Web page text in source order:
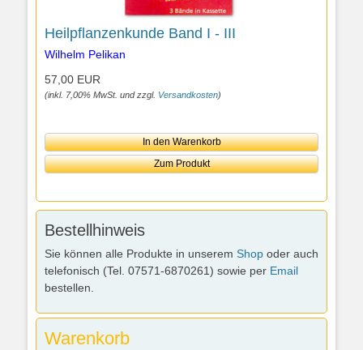
Heilpflanzenkunde Band I - III
Wilhelm Pelikan
57,00 EUR
(inkl. 7,00% MwSt. und zzgl. Versandkosten)
In den Warenkorb
Zum Produkt
Bestellhinweis
Sie können alle Produkte in unserem Shop oder auch
telefonisch (Tel. 07571-6870261) sowie per Email
bestellen.
Warenkorb